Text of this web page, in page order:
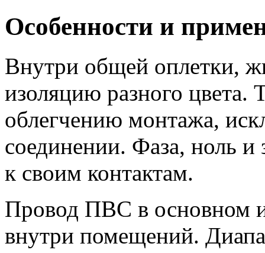
Особенности и
Внутри общей оплетки,
изоляцию разного цвета.
облегчению монтажа,
соединении. Фаза, ноль
к своим контактам.
Провод ПВС в основном
внутри помещений.